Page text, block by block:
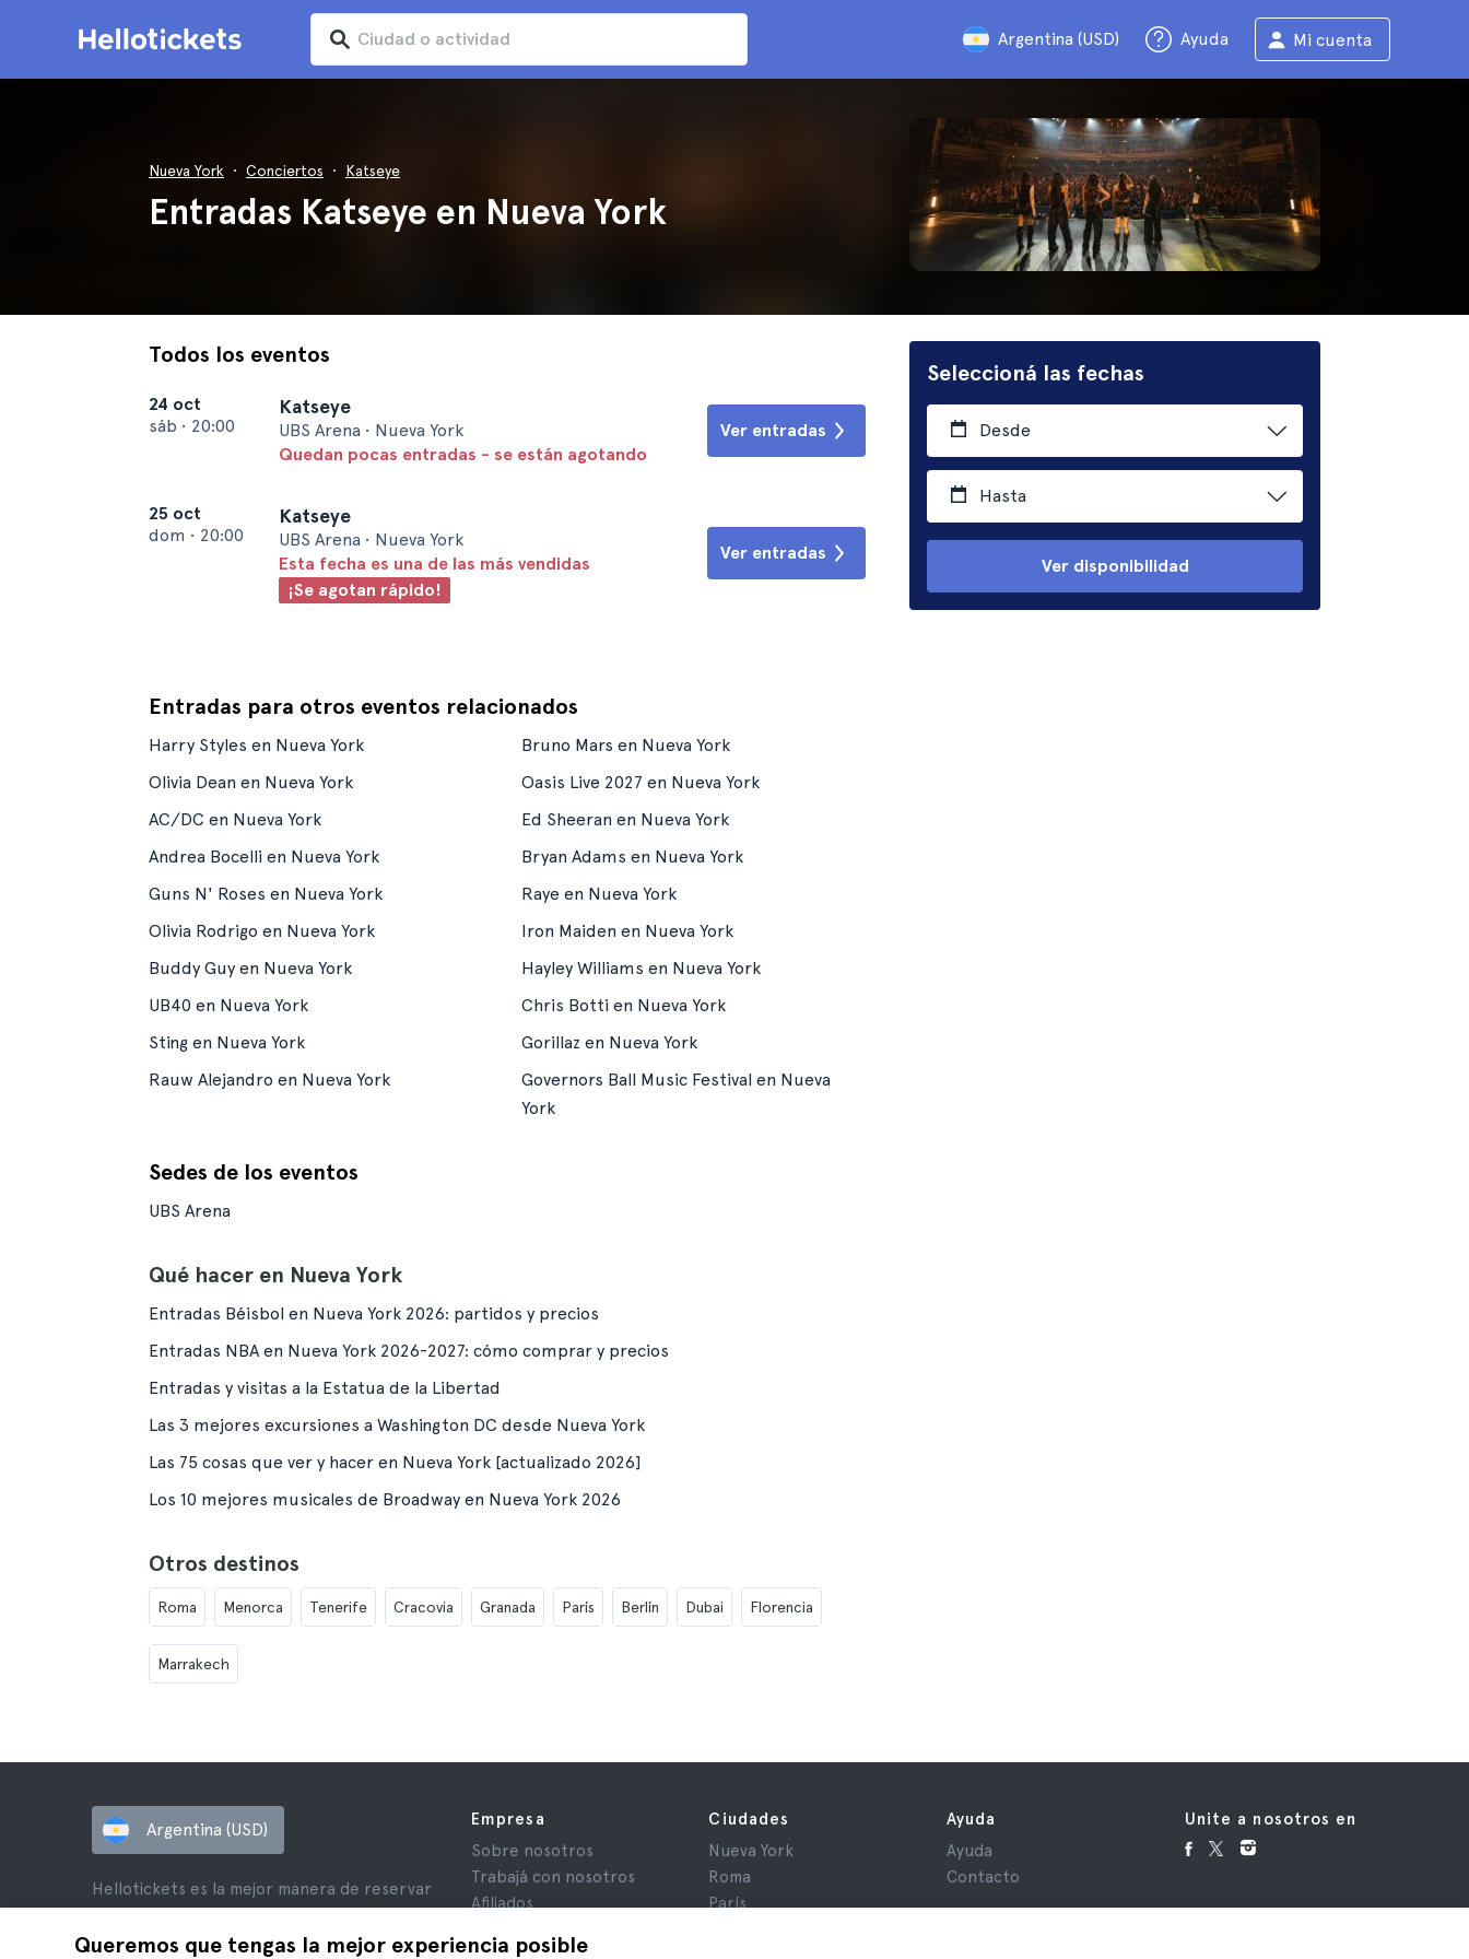
Argentina (USD) Ayuda Mi cuenta
Nueva York Conciertos Katseye
Entradas Katseye en Nueva York
Seleccioná las fechas
Desde
Hasta
Ver disponibilidad
Todos los eventos
24 oct
sáb • 20:00
Katseye
UBS Arena • Nueva York
Quedan pocas entradas - se están agotando
Ver entradas
25 oct
dom • 20:00
Katseye
UBS Arena • Nueva York
Esta fecha es una de las más vendidas
¡Se agotan rápido!
Ver entradas
Entradas para otros eventos relacionados
Harry Styles en Nueva York
Bruno Mars en Nueva York
Olivia Dean en Nueva York
Oasis Live 2027 en Nueva York
AC/DC en Nueva York
Ed Sheeran en Nueva York
Andrea Bocelli en Nueva York
Bryan Adams en Nueva York
Guns N' Roses en Nueva York
Raye en Nueva York
Olivia Rodrigo en Nueva York
Iron Maiden en Nueva York
Buddy Guy en Nueva York
Hayley Williams en Nueva York
UB40 en Nueva York
Chris Botti en Nueva York
Sting en Nueva York
Gorillaz en Nueva York
Rauw Alejandro en Nueva York
Governors Ball Music Festival en Nueva
York
Sedes de los eventos
UBS Arena
Qué hacer en Nueva York
Entradas Béisbol en Nueva York 2026: partidos y precios
Entradas NBA en Nueva York 2026-2027: cómo comprar y precios
Entradas y visitas a la Estatua de la Libertad
Las 3 mejores excursiones a Washington DC desde Nueva York
Las 75 cosas que ver y hacer en Nueva York [actualizado 2026]
Los 10 mejores musicales de Broadway en Nueva York 2026
Otros destinos
Roma Menorca Tenerife Cracovia Granada París Berlín Dubai Florencia
Marrakech
Queremos que tengas la mejor experiencia posible
Argentina (USD)
Hellotickets es la mejor manera de reservar
© Hello Ticket, SL.
Empresa
Sobre nosotros
Trabajá con nosotros
Afiliados
Ciudades
Nueva York
Roma
París
Ayuda
Ayuda
Contacto
Unite a nosotros en